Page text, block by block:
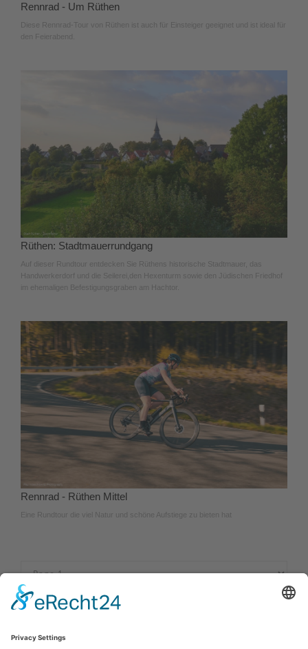
Rennrad - Um Rüthen
Diese Rennrad-Tour von Rüthen ist auch für Einsteiger geeignet und ist ideal für
den Feierabend.
Rüthen: Stadtmauerrundgang
Auf dieser Rundtour entdecken Sie Rüthens historische Stadtmauer, das
Handwerkerdorf und die Seilerei,den Hexenturm sowie den Jüdischen Friedhof
im ehemaligen Befestigungsgraben am Hachtor.
Rennrad - Rüthen Mittel
Eine Rundtour die viel Natur und schöne Aufstiege zu bieten hat